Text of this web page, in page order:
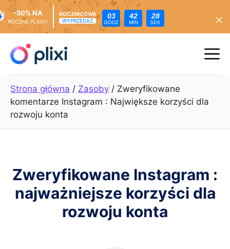
treści
-50% NA
ROCZNE PLANY
ROCZNICOWA
WYPRZEDAŻ
03
GODZ
42
MIN
26
SEK
Strona główna / Zasoby / Zweryfikowane
komentarze Instagram : Największe korzyści dla
rozwoju konta
Zweryfikowane Instagram :
najważniejsze korzyści dla
rozwoju konta